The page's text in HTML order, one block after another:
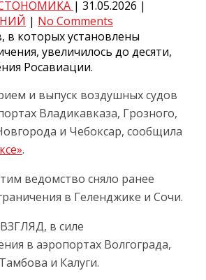
| 31.05.2026 |
| No Comments
в которых установлены
увеличилось до десяти,
Росавиации.
и выпуск воздушных судов
Владикавказа, Грозного,
и Чебоксар, сообщила
.
ведомство сняло ранее
в Геленджике и Сочи.
в силе
в аэропортах Волгограда,
и Калуги.